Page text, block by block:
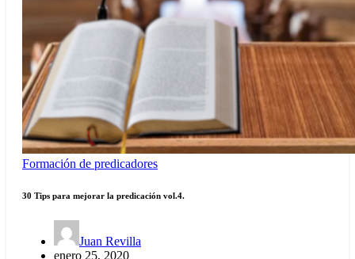
Formación de predicadores
30 Tips para mejorar la predicación vol.4.
Juan Revilla
enero 25, 2020